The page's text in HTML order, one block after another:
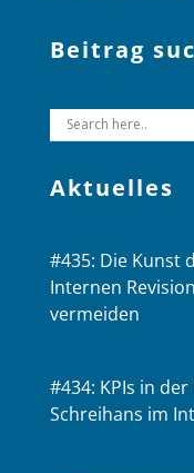
Beitrag
Aktuelles
#435: Die Kunst
Internen
vermeiden
#434: KPIs in
Schreihans im